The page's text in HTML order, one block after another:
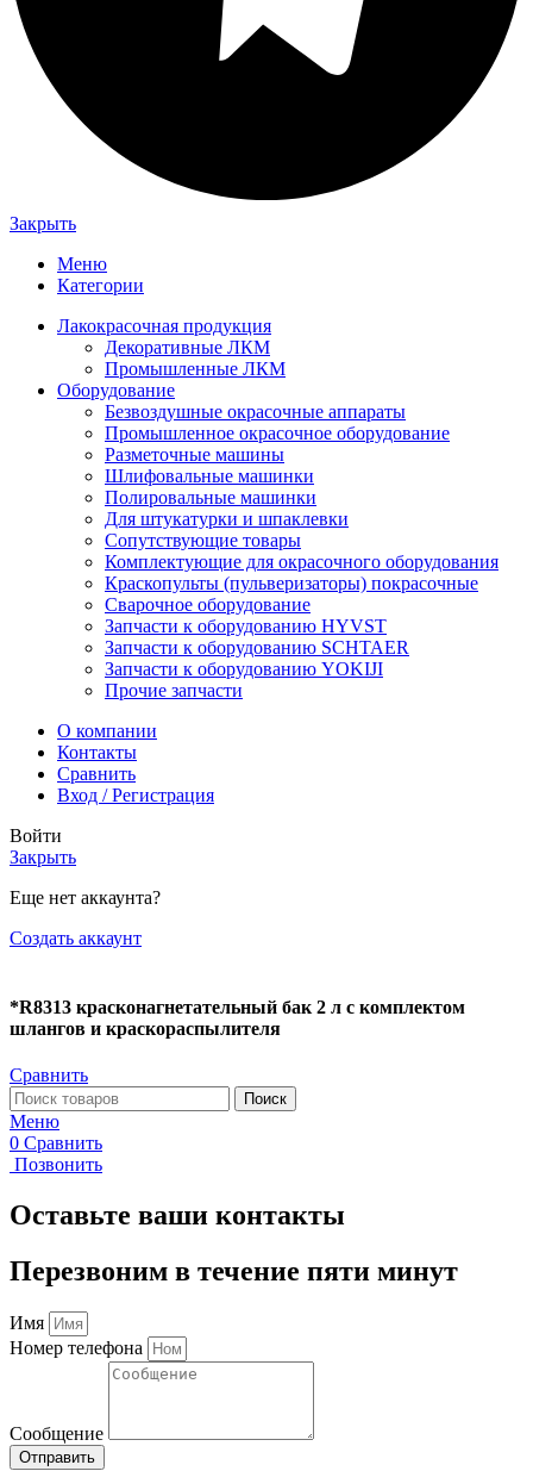
Закрыть
Меню
Категории
Лакокрасочная продукция
Декоративные ЛКМ
Промышленные ЛКМ
Оборудование
Безвоздушные окрасочные аппараты
Промышленное окрасочное оборудование
Разметочные машины
Шлифовальные машинки
Полировальные машинки
Для штукатурки и шпаклевки
Сопутствующие товары
Комплектующие для окрасочного оборудования
Краскопульты (пульверизаторы) покрасочные
Сварочное оборудование
Запчасти к оборудованию HYVST
Запчасти к оборудованию SCHTAER
Запчасти к оборудованию YOKIJI
Прочие запчасти
О компании
Контакты
Сравнить
Вход / Регистрация
Войти
Закрыть
Еще нет аккаунта?
Создать аккаунт
*R8313 красконагнетательный бак 2 л с комплектом
шлангов и краскораспылителя
Сравнить
Поиск
Меню
0 Сравнить
Позвонить
Оставьте ваши контакты
Перезвоним в течение пяти минут
Имя
Номер телефона
Сообщение
Отправить